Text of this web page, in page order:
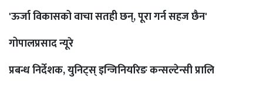
'ऊर्जा विकासको वाचा सतही छन्, पूरा गर्न सहज छैन'
गोपालप्रसाद न्यूरे
प्रबन्ध निर्देशक, युनिट्स् इन्जिनियरिङ कन्सल्टेन्सी प्रालि